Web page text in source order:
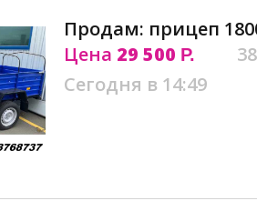
Продам: прицеп
Цена 29 500 Р.
Сегодня в 14:49